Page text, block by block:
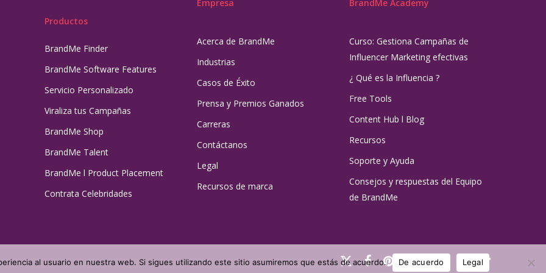
Productos
BrandMe Finder
BrandMe Software Features
Servicio Personalizado
Viraliza tus Campañas
BrandMe Shop
BrandMe Talent
BrandMe l Product Placement
Contrata Celebridades
Empresa
Acerca de BrandMe
Industrias
Casos de Éxito
Prensa y Premios Ganados
Carreras
Contáctanos
Legal
Recursos de marca
BrandMe Academy
Curso: Gestiona Campañas de
Influencer Marketing efectivas
¿ Qué es la Influencia ?
Free Tools
Content Hub l Blog
Recursos
Soporte y Ayuda
Consejos y respuestas del Equipo
de BrandMe
x-
facebookpinterestlinkedinyoutube instagram
tiktok
al usuario en nuestra web. Si sigues utilizando este sitio asumiremos que estás de acuerdo. De acuerdo Legal